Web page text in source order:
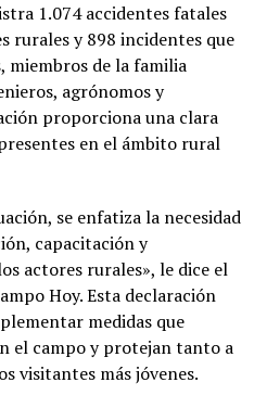
1.074 accidentes fatales
rurales y 898 incidentes que
de la familia
agrónomos y
proporciona una clara
en el ámbito rural
se enfatiza la necesidad
capacitación y
actores rurales», le dice el
Hoy. Esta declaración
medidas que
el campo y protejan tanto a
visitantes más jóvenes.